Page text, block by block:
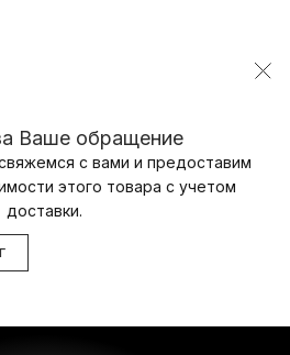
Ваше обращение
с вами и предоставим
этого товара с учетом
доставки.